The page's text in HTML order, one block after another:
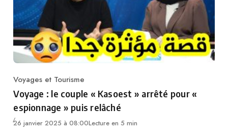
Category
Voyages et Tourisme
Voyage : le couple « Kasoest » arrêté pour «
espionnage » puis relâché
26 janvier 2025 à 08:00Lecture en 5 min